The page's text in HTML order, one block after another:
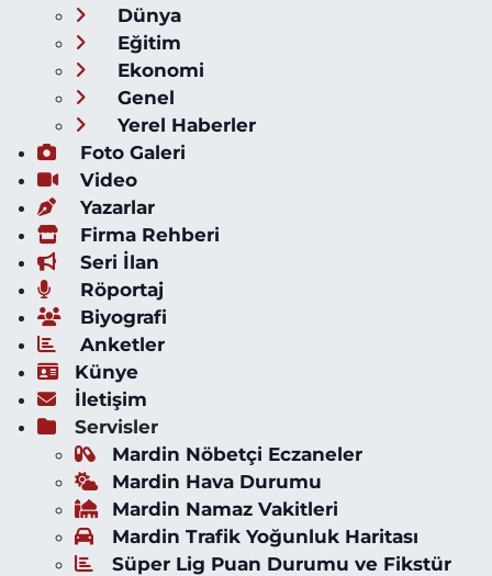
Dünya
Eğitim
Ekonomi
Genel
Yerel Haberler
Foto Galeri
Video
Yazarlar
Firma Rehberi
Seri İlan
Röportaj
Biyografi
Anketler
Künye
İletişim
Servisler
Mardin Nöbetçi Eczaneler
Mardin Hava Durumu
Mardin Namaz Vakitleri
Mardin Trafik Yoğunluk Haritası
Süper Lig Puan Durumu ve Fikstür